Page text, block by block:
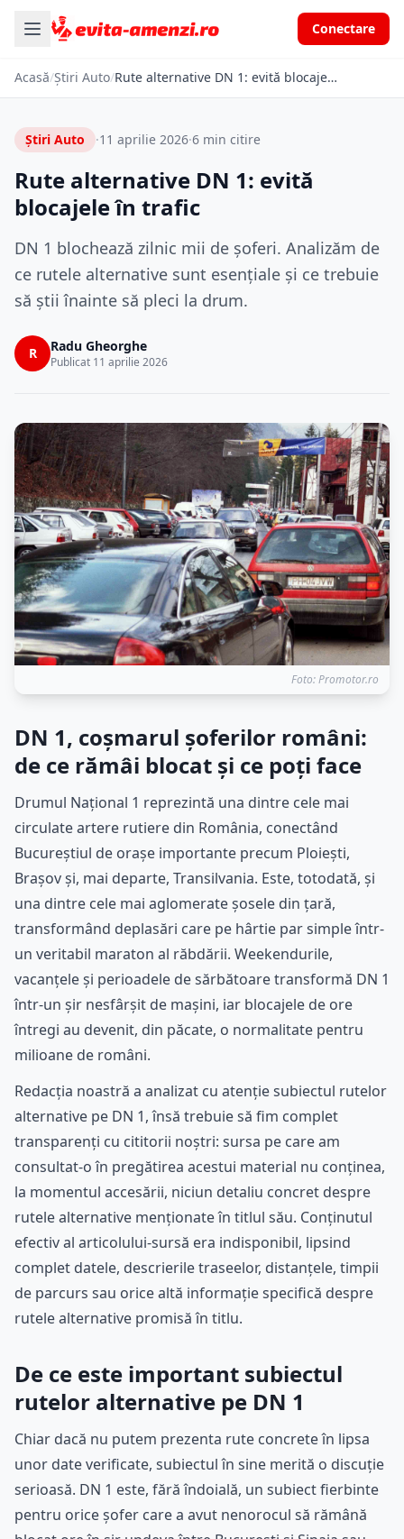
Conectare
Acasă/Știri Auto/ Rute alternative DN 1: evită blocajele în trafic
Știri Auto ·11 aprilie 2026·6 min citire
Rute alternative DN 1: evită
blocajele în trafic
DN 1 blochează zilnic mii de șoferi. Analizăm de
ce rutele alternative sunt esențiale și ce trebuie
să știi înainte să pleci la drum.
R Radu Gheorghe
Publicat 11 aprilie 2026
Foto: Promotor.ro
DN 1, coșmarul șoferilor români:
de ce rămâi blocat și ce poți face
Drumul Național 1 reprezintă una dintre cele mai
circulate artere rutiere din România, conectând
Bucureștiul de orașe importante precum Ploiești,
Brașov și, mai departe, Transilvania. Este, totodată, și
una dintre cele mai aglomerate șosele din țară,
transformând deplasări care pe hârtie par simple într-
un veritabil maraton al răbdării. Weekendurile,
vacanțele și perioadele de sărbătoare transformă DN 1
într-un șir nesfârșit de mașini, iar blocajele de ore
întregi au devenit, din păcate, o normalitate pentru
milioane de români.
Redacția noastră a analizat cu atenție subiectul rutelor
alternative pe DN 1, însă trebuie să fim complet
transparenți cu cititorii noștri: sursa pe care am
consultat-o în pregătirea acestui material nu conținea,
la momentul accesării, niciun detaliu concret despre
rutele alternative menționate în titlul său. Conținutul
efectiv al articolului-sursă era indisponibil, lipsind
complet datele, descrierile traseelor, distanțele, timpii
de parcurs sau orice altă informație specifică despre
rutele alternative promisă în titlu.
De ce este important subiectul
rutelor alternative pe DN 1
Chiar dacă nu putem prezenta rute concrete în lipsa
unor date verificate, subiectul în sine merită o discuție
serioasă. DN 1 este, fără îndoială, un subiect fierbinte
pentru orice șofer care a avut nenorocul să rămână